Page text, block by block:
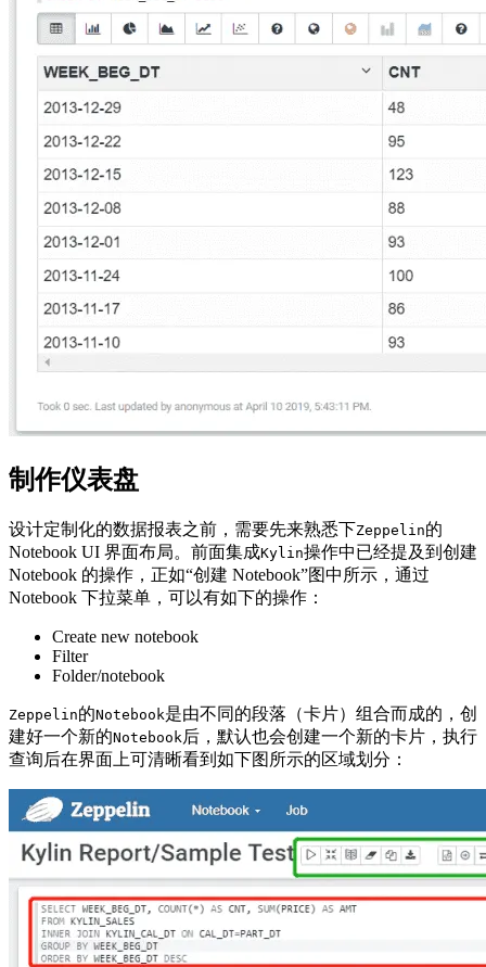
制作仪表盘
设计定制化的数据报表之前，需要先来熟悉下Zeppelin的
Notebook UI 界面布局。前面集成Kylin操作中已经提及到创建
Notebook 的操作，正如“创建 Notebook”图中所示，通过
Notebook 下拉菜单，可以有如下的操作：
Create new notebook
Filter
Folder/notebook
Zeppelin的Notebook是由不同的段落（卡片）组合而成的，创
建好一个新的Notebook后，默认也会创建一个新的卡片，执行
查询后在界面上可清晰看到如下图所示的区域划分：